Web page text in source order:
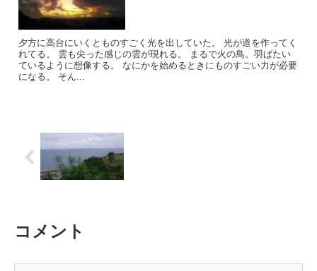
夕方に高台にいくとものすごく光を出していた。 光が道を作ってく
れてる。 雲も尖った感じの雲が現れる。 まるで火の鳥。羽ばたい
ているように想像する。 なにかを始めるときにものすごい力が必要
になる。 そん...
コメント